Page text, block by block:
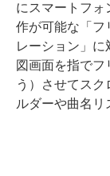
にスマートフォ
作が可能な「フ
レーション」に
図画面を指でフ
う）させてス
ルダーや曲名リ